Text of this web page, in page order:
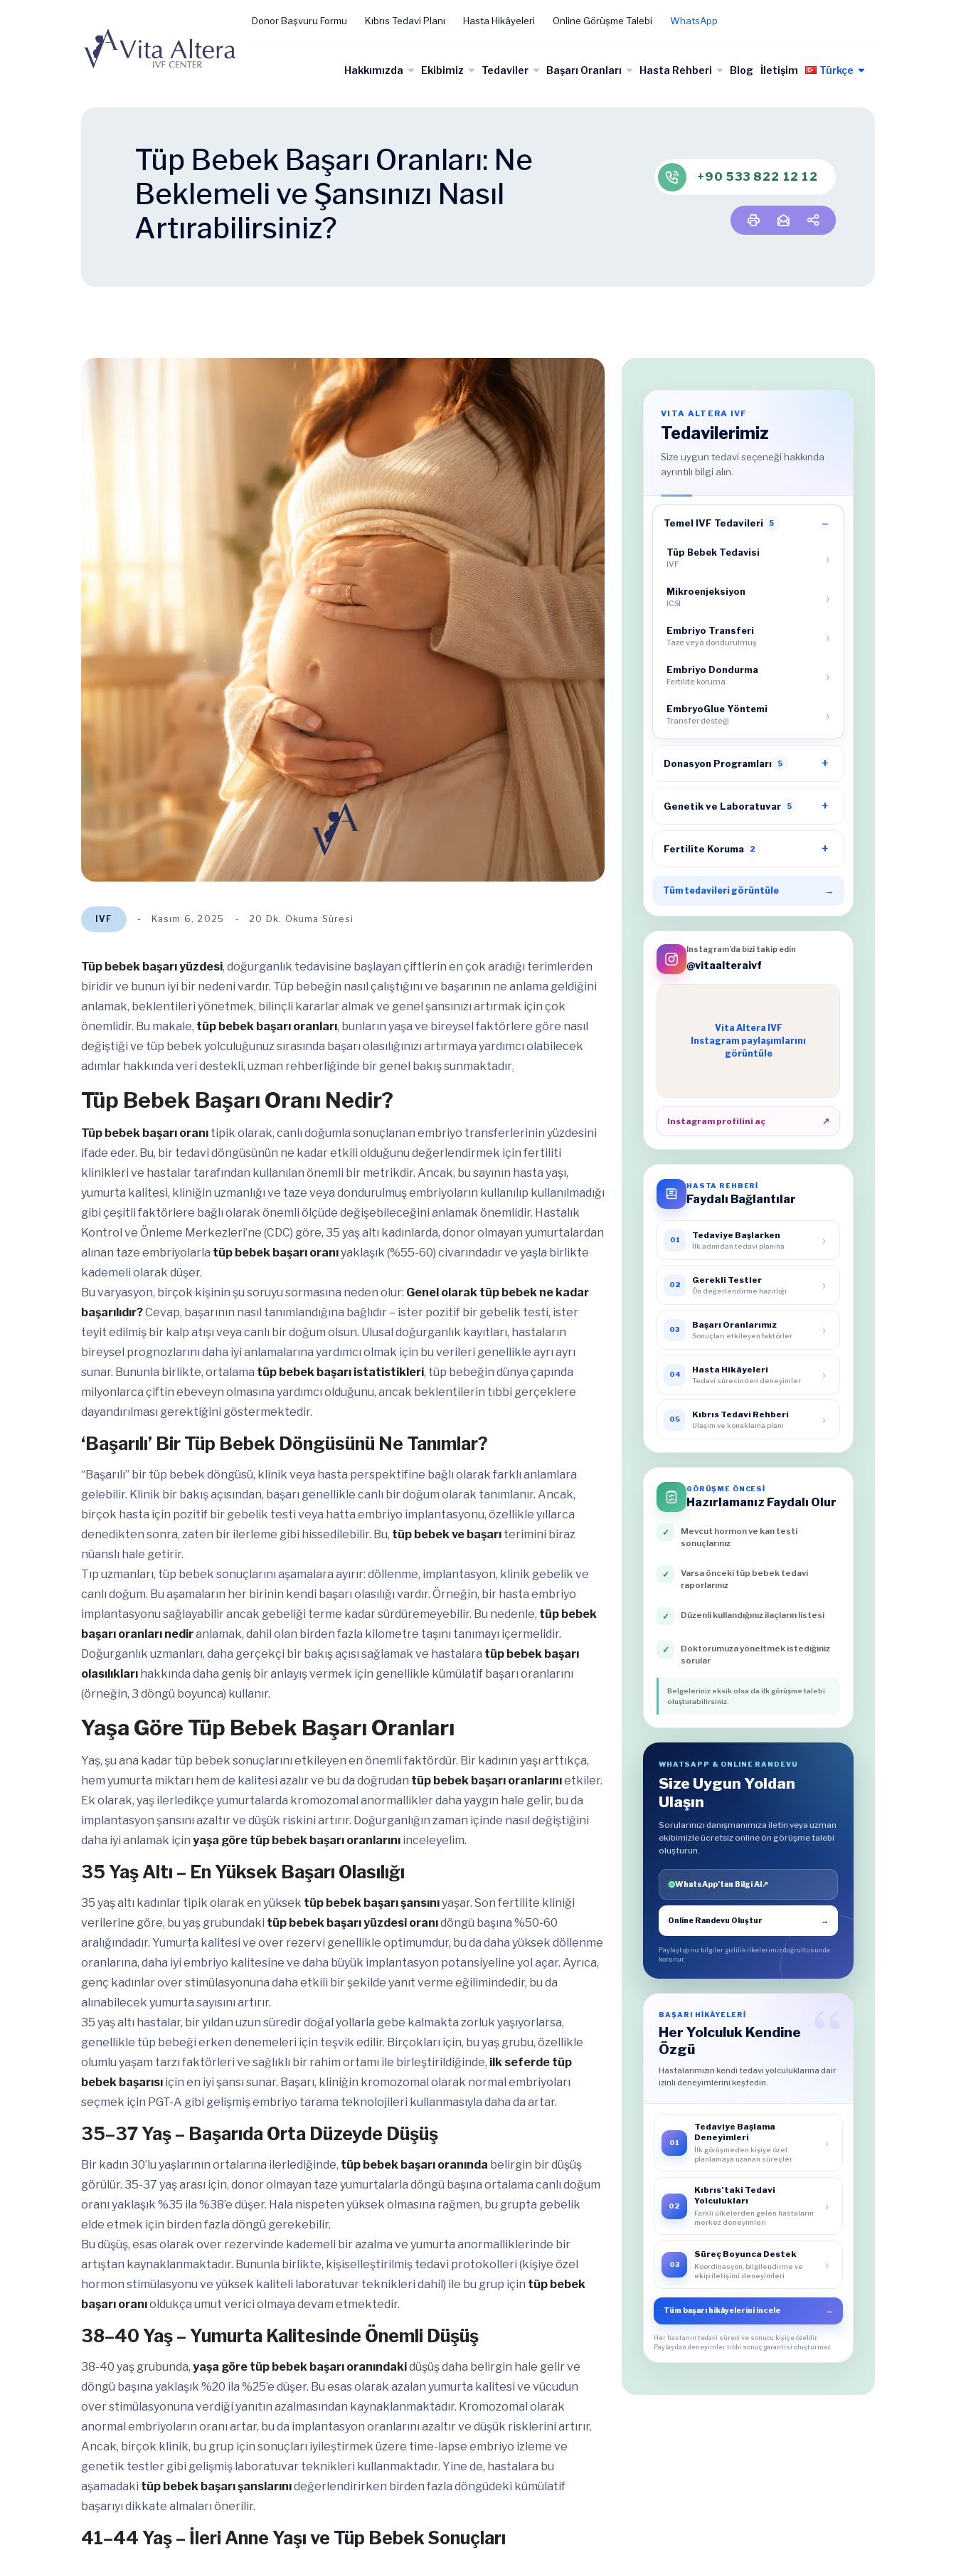
Donor Başvuru Formu Kıbrıs Tedavi Planı Hasta Hikâyeleri Online Görüşme Talebi WhatsApp
Hakkımızda Ekibimiz Tedaviler Başarı Oranları Hasta Rehberi Blog İletişim Türkçe
Tüp Bebek Başarı Oranları: Ne
Beklemeli ve Şansınızı Nasıl
Artırabilirsiniz?
+90 533 822 12 12
IVF Kasım 6, 2025 20 Dk. Okuma Süresi
Tüp bebek başarı yüzdesi, doğurganlık tedavisine başlayan çiftlerin en çok aradığı terimlerden
biridir ve bunun iyi bir nedeni vardır. Tüp bebeğin nasıl çalıştığını ve başarının ne anlama geldiğini
anlamak, beklentileri yönetmek, bilinçli kararlar almak ve genel şansınızı artırmak için çok
önemlidir. Bu makale, tüp bebek başarı oranları, bunların yaşa ve bireysel faktörlere göre nasıl
değiştiği ve tüp bebek yolculuğunuz sırasında başarı olasılığınızı artırmaya yardımcı olabilecek
adımlar hakkında veri destekli, uzman rehberliğinde bir genel bakış sunmaktadır.
Tüp Bebek Başarı Oranı Nedir?
Tüp bebek başarı oranı tipik olarak, canlı doğumla sonuçlanan embriyo transferlerinin yüzdesini
ifade eder. Bu, bir tedavi döngüsünün ne kadar etkili olduğunu değerlendirmek için fertiliti
klinikleri ve hastalar tarafından kullanılan önemli bir metrikdir. Ancak, bu sayının hasta yaşı,
yumurta kalitesi, kliniğin uzmanlığı ve taze veya dondurulmuş embriyoların kullanılıp kullanılmadığı
gibi çeşitli faktörlere bağlı olarak önemli ölçüde değişebileceğini anlamak önemlidir. Hastalık
Kontrol ve Önleme Merkezleri’ne (CDC) göre, 35 yaş altı kadınlarda, donor olmayan yumurtalardan
alınan taze embriyolarla tüp bebek başarı oranıyaklaşık (%55-60) civarındadır ve yaşla birlikte
kademeli olarak düşer.
Bu varyasyon, birçok kişinin şu soruyu sormasına neden olur: Genel olarak tüp bebek ne kadar
başarılıdır?Cevap, başarının nasıl tanımlandığına bağlıdır – ister pozitif bir gebelik testi, ister
teyit edilmiş bir kalp atışı veya canlı bir doğum olsun. Ulusal doğurganlık kayıtları, hastaların
bireysel prognozlarını daha iyi anlamalarına yardımcı olmak için bu verileri genellikle ayrı ayrı
sunar. Bununla birlikte, ortalama tüp bebek başarı istatistikleri, tüp bebeğin dünya çapında
milyonlarca çiftin ebeveyn olmasına yardımcı olduğunu, ancak beklentilerin tıbbi gerçeklere
dayandırılması gerektiğini göstermektedir.
‘Başarılı’ Bir Tüp Bebek Döngüsünü Ne Tanımlar?
“Başarılı” bir tüp bebek döngüsü, klinik veya hasta perspektifine bağlı olarak farklı anlamlara
gelebilir. Klinik bir bakış açısından, başarı genellikle canlı bir doğum olarak tanımlanır. Ancak,
birçok hasta için pozitif bir gebelik testi veya hatta embriyo implantasyonu, özellikle yıllarca
denedikten sonra, zaten bir ilerleme gibi hissedilebilir. Bu, tüp bebek ve başarı terimini biraz
nüanslı hale getirir.
Tıp uzmanları, tüp bebek sonuçlarını aşamalara ayırır: döllenme, implantasyon, klinik gebelik ve
canlı doğum. Bu aşamaların her birinin kendi başarı olasılığı vardır. Örneğin, bir hasta embriyo
implantasyonu sağlayabilir ancak gebeliği terme kadar sürdüremeyebilir. Bu nedenle, tüp bebek
başarı oranları nediranlamak, dahil olan birden fazla kilometre taşını tanımayı içermelidir.
Doğurganlık uzmanları, daha gerçekçi bir bakış açısı sağlamak ve hastalara tüp bebek başarı
olasılıkları hakkında daha geniş bir anlayış vermek için genellikle kümülatif başarı oranlarını
(örneğin, 3 döngü boyunca) kullanır.
Yaşa Göre Tüp Bebek Başarı Oranları
Yaş, şu ana kadar tüp bebek sonuçlarını etkileyen en önemli faktördür. Bir kadının yaşı arttıkça,
hem yumurta miktarı hem de kalitesi azalır ve bu da doğrudan tüp bebek başarı oranlarınıetkiler.
Ek olarak, yaş ilerledikçe yumurtalarda kromozomal anormallikler daha yaygın hale gelir, bu da
implantasyon şansını azaltır ve düşük riskini artırır. Doğurganlığın zaman içinde nasıl değiştiğini
daha iyi anlamak için yaşa göre tüp bebek başarı oranlarını inceleyelim.
35 Yaş Altı – En Yüksek Başarı Olasılığı
35 yaş altı kadınlar tipik olarak en yüksek tüp bebek başarı şansınıyaşar. Son fertilite kliniği
verilerine göre, bu yaş grubundaki tüp bebek başarı yüzdesi oranıdöngü başına %50-60
aralığındadır. Yumurta kalitesi ve over rezervi genellikle optimumdur, bu da daha yüksek döllenme
oranlarına, daha iyi embriyo kalitesine ve daha büyük implantasyon potansiyeline yol açar. Ayrıca,
genç kadınlar over stimülasyonuna daha etkili bir şekilde yanıt verme eğilimindedir, bu da
alınabilecek yumurta sayısını artırır.
35 yaş altı hastalar, bir yıldan uzun süredir doğal yollarla gebe kalmakta zorluk yaşıyorlarsa,
genellikle tüp bebeği erken denemeleri için teşvik edilir. Birçokları için, bu yaş grubu, özellikle
olumlu yaşam tarzı faktörleri ve sağlıklı bir rahim ortamı ile birleştirildiğinde, ilk seferde tüp
bebek başarısı için en iyi şansı sunar. Başarı, kliniğin kromozomal olarak normal embriyoları
seçmek için PGT-A gibi gelişmiş embriyo tarama teknolojileri kullanmasıyla daha da artar.
35–37 Yaş – Başarıda Orta Düzeyde Düşüş
Bir kadın 30’lu yaşlarının ortalarına ilerlediğinde, tüp bebek başarı oranında belirgin bir düşüş
görülür. 35-37 yaş arası için, donor olmayan taze yumurtalarla döngü başına ortalama canlı doğum
oranı yaklaşık %35 ila %38’e düşer. Hala nispeten yüksek olmasına rağmen, bu grupta gebelik
elde etmek için birden fazla döngü gerekebilir.
Bu düşüş, esas olarak over rezervinde kademeli bir azalma ve yumurta anormalliklerinde bir
artıştan kaynaklanmaktadır. Bununla birlikte, kişiselleştirilmiş tedavi protokolleri (kişiye özel
hormon stimülasyonu ve yüksek kaliteli laboratuvar teknikleri dahil) ile bu grup için tüp bebek
başarı oranıoldukça umut verici olmaya devam etmektedir.
38–40 Yaş – Yumurta Kalitesinde Önemli Düşüş
38-40 yaş grubunda, yaşa göre tüp bebek başarı oranındakidüşüş daha belirgin hale gelir ve
döngü başına yaklaşık %20 ila %25’e düşer. Bu esas olarak azalan yumurta kalitesi ve vücudun
over stimülasyonuna verdiği yanıtın azalmasından kaynaklanmaktadır. Kromozomal olarak
anormal embriyoların oranı artar, bu da implantasyon oranlarını azaltır ve düşük risklerini artırır.
Ancak, birçok klinik, bu grup için sonuçları iyileştirmek üzere time-lapse embriyo izleme ve
genetik testler gibi gelişmiş laboratuvar teknikleri kullanmaktadır. Yine de, hastalara bu
aşamadaki tüp bebek başarı şanslarınıdeğerlendirirken birden fazla döngüdeki kümülatif
başarıyı dikkate almaları önerilir.
41–44 Yaş – İleri Anne Yaşı ve Tüp Bebek Sonuçları
VITA ALTERA IVF
Tedavilerimiz
Size uygun tedavi seçeneği hakkında
ayrıntılı bilgi alın.
Temel IVF Tedavileri 5
Tüp Bebek Tedavisi
IVF
Mikroenjeksiyon
ICSI
Embriyo Transferi
Taze veya dondurulmuş
Embriyo Dondurma
Fertilite koruma
EmbryoGlue Yöntemi
Transfer desteği
Donasyon Programları 5
Genetik ve Laboratuvar 5
Fertilite Koruma 2
Tüm tedavileri görüntüle →
Instagram’da bizi takip edin
@vitaalteraivf
Vita Altera IVF
Instagram paylaşımlarını
görüntüle
Instagram profilini aç ↗
HASTA REHBERİ
Faydalı Bağlantılar
01 Tedaviye Başlarken
İlk adımdan tedavi planına ›
02 Gerekli Testler
Ön değerlendirme hazırlığı ›
03 Başarı Oranlarımız
Sonuçları etkileyen faktörler ›
04 Hasta Hikâyeleri
Tedavi sürecinden deneyimler ›
05 Kıbrıs Tedavi Rehberi
Ulaşım ve konaklama planı ›
GÖRÜŞME ÖNCESİ
Hazırlamanız Faydalı Olur
✓
Mevcut hormon ve kan testi
sonuçlarınız
✓
Varsa önceki tüp bebek tedavi
raporlarınız
✓ Düzenli kullandığınız ilaçların listesi
✓
Doktorumuza yöneltmek istediğiniz
sorular
Belgeleriniz eksik olsa da ilk görüşme talebi
oluşturabilirsiniz.
WHATSAPP & ONLINE RANDEVU
Size Uygun Yoldan
Ulaşın
Sorularınızı danışmanımıza iletin veya uzman
ekibimizle ücretsiz online ön görüşme talebi
oluşturun.
WhatsApp’tan Bilgi Al↗
Online Randevu Oluştur →
Paylaştığınız bilgiler gizlilik ilkelerimiz doğrultusunda
korunur.
BAŞARI HİKÂYELERİ
Her Yolculuk Kendine
Özgü
Hastalarımızın kendi tedavi yolculuklarına dair
izinli deneyimlerini keşfedin.
01
Tedaviye Başlama
Deneyimleri
İlk görüşmeden kişiye özel
planlamaya uzanan süreçler
›
02
Kıbrıs’taki Tedavi
Yolculukları
Farklı ülkelerden gelen hastaların
merkez deneyimleri
›
03
Süreç Boyunca Destek
Koordinasyon, bilgilendirme ve
ekip iletişimi deneyimleri
›
Tüm başarı hikâyelerini incele →
Her hastanın tedavi süreci ve sonucu kişiye özeldir.
Paylaşılan deneyimler tıbbi sonuç garantisi oluşturmaz.